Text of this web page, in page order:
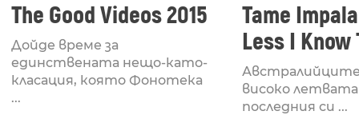
The Good Videos 2015
Дойде време за
единствената нещо-като-
класация, която Фонотека
...
Tame
Less I Know
Better
Австралийците
високо летвата
последния си ...